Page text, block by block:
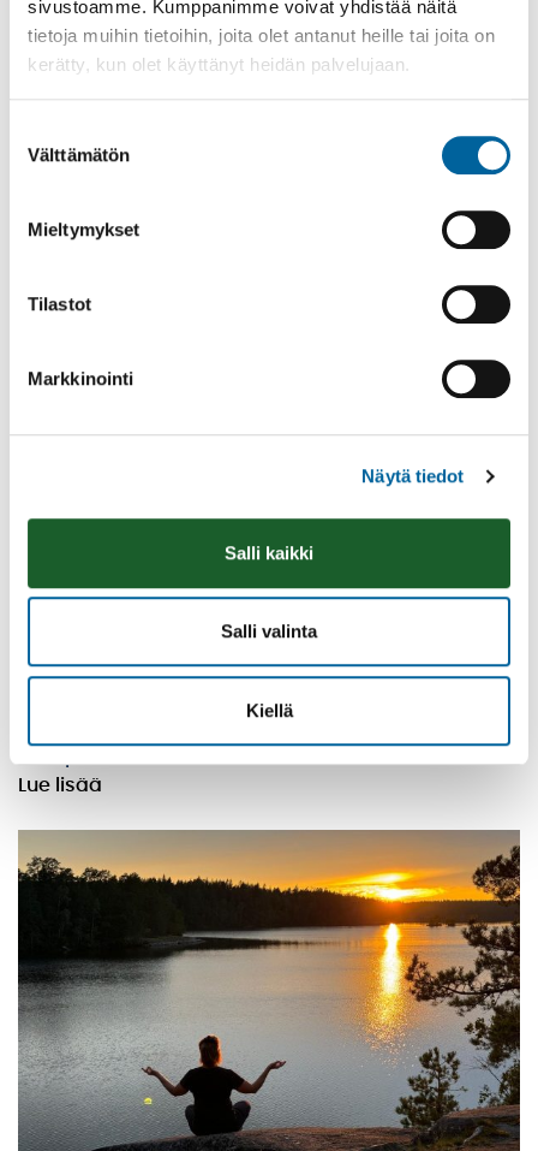
sivustoamme. Kumppanimme voivat yhdistää näitä
tietoja muihin tietoihin, joita olet antanut heille tai joita on
kerätty, kun olet käyttänyt heidän palvelujaan.
valinta
Välttämätön
Mieltymykset
Tilastot
Markkinointi
Näytä tiedot
Salli kaikki
Salli valinta
Kiellä
03.06.2026-31.08.2026
Lue lisää
Vatulanharjun Vestivaalit
Lue lisää